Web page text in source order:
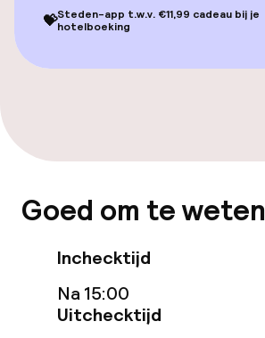
Fietsverhuur
Voor toegankelijkheid
Kamers
💝Steden-app t.w.v. €11,99 cadeau bij je
hotelboeking
Goed om te weten
Inchecktijd
Na 15:00
Uitchecktijd